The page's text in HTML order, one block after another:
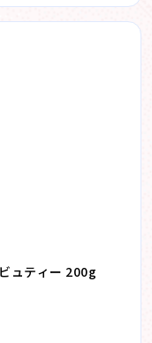
ュティー 200g